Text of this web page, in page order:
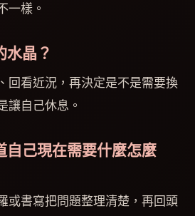
一樣。
水晶？
回看近況，再決定是不是需要換
讓自己休息。
自己現在需要什麼怎麼
或書寫把問題整理清楚，再回頭